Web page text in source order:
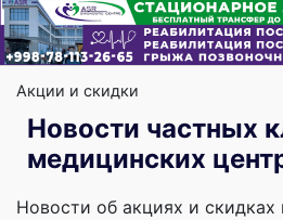
Акции и скидки
Новости частных
медицинских
Новости об акциях и скидках